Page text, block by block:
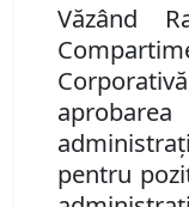
Văzând
pentru